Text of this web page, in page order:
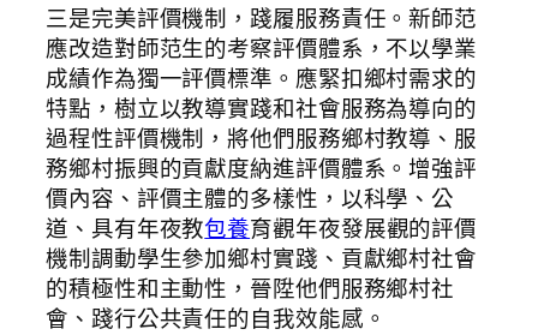
三是完美評價機制，踐履服務責任。新師范
應改造對師范生的考察評價體系，不以學業
成績作為獨一評價標準。應緊扣鄉村需求的
特點，樹立以教導實踐和社會服務為導向的
過程性評價機制，將他們服務鄉村教導、服
務鄉村振興的貢獻度納進評價體系。增強評
價內容、評價主體的多樣性，以科學、公
道、具有年夜教包養育觀年夜發展觀的評價
機制調動學生參加鄉村實踐、貢獻鄉村社會
的積極性和主動性，晉陞他們服務鄉村社
會、踐行公共責任的自我效能感。